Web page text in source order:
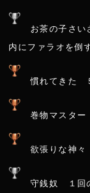
お茶の子さい
内にファラオを倒
慣れてきた
巻物マスター
欲張りな神々
守銭奴 １回